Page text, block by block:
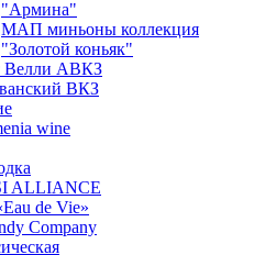
"Армина"
МАП миньоны коллекция
"Золотой коньяк"
Велли АВКЗ
ВКЗ
wine
ALLIANCE
de Vie»
Company